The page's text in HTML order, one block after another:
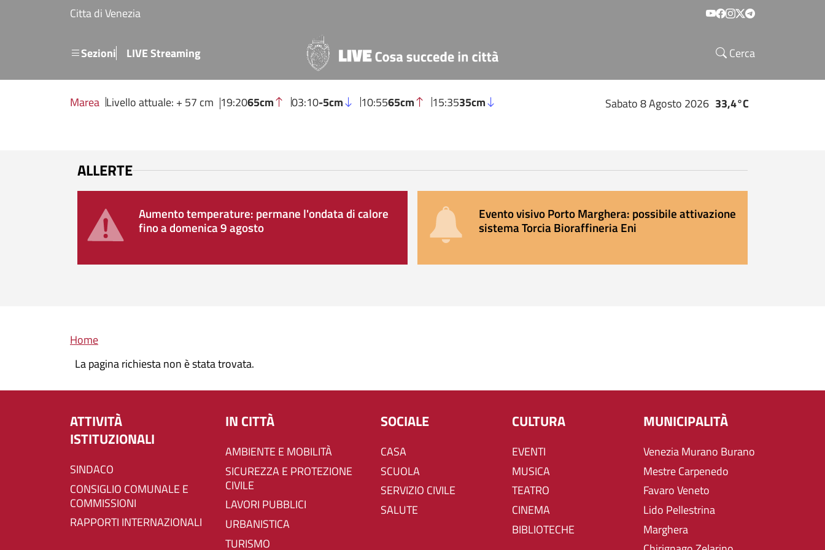
Salta al contenuto principale
Citta di Venezia Social menu
SezioniMenu secondario
LIVE Streaming Cerca
Marea Livello attuale: + 57 cm 19:2065cm 03:10-5cm 10:5565cm 15:3535cm Sabato 8 Agosto 2026 33,4°C
ALLERTE
Aumento temperature: permane l'ondata di calore
fino a domenica 9 agosto
Evento visivo Porto Marghera: possibile attivazione
sistema Torcia Bioraffineria Eni
Briciole di pane
Home
La pagina richiesta non è stata trovata.
ATTIVITÀ
ISTITUZIONALI
SINDACO
CONSIGLIO COMUNALE E
COMMISSIONI
RAPPORTI INTERNAZIONALI
IN CITTÀ
AMBIENTE E MOBILITÀ
SICUREZZA E PROTEZIONE
CIVILE
LAVORI PUBBLICI
URBANISTICA
TURISMO
SOCIALE
CASA
SCUOLA
SERVIZIO CIVILE
SALUTE
CULTURA
EVENTI
MUSICA
TEATRO
CINEMA
BIBLIOTECHE
MUNICIPALITÀ
Venezia Murano Burano
Mestre Carpenedo
Favaro Veneto
Lido Pellestrina
Marghera